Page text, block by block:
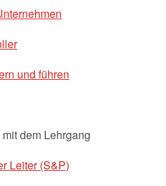
und führen
dem Lehrgang
Leiter (S&P)